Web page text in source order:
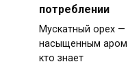
потреблении
Мускатный орех —
насыщенным
кто знает